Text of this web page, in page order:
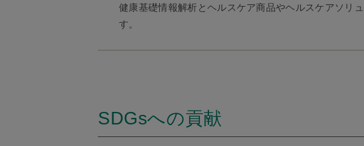
健康基礎情報解析とヘルスケア商品やヘルスケアソリ
す。
SDGsへの貢献